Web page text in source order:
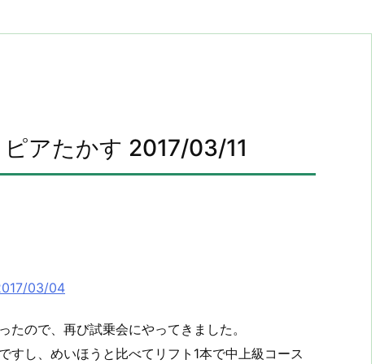
アたかす 2017/03/11
03/04
ので、再び試乗会にやってきました。
すし、めいほうと比べてリフト1本で中上級コース